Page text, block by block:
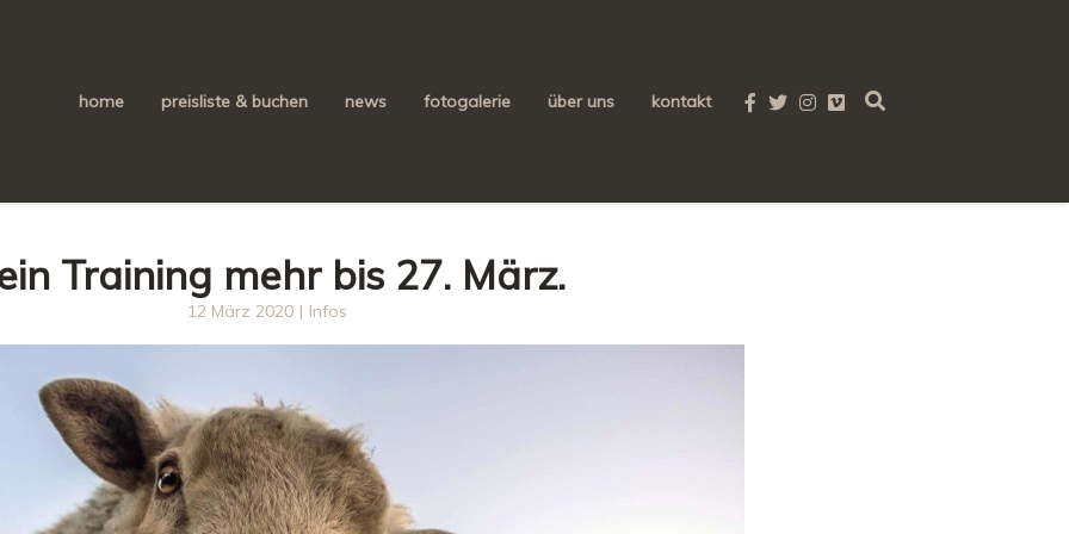
home preisliste & buchen news fotogalerie über uns kontakt
Training mehr bis 27. März.
12 März 2020 | Infos